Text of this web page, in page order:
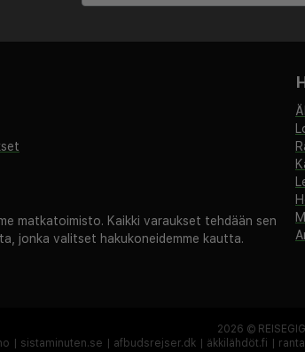
sauna (maksullinen),
baari, konferenssitila, Wi-Fi,
rajoitettu määrä.
sisältyy. Vuodevaatteet ja
matkatoimisto. Kaikki varaukset tehdään sen
jonka valitset hakukoneidemme kautta.
2026 ©
sistaminuten.se afbudsrejser.dk äkkilähdöt.fi